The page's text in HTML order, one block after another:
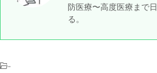
防医療〜高度医療まで
る。
-